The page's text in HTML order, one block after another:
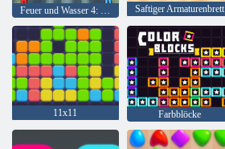
Saftiger Armaturenbrett
11x11 Farbblöcke